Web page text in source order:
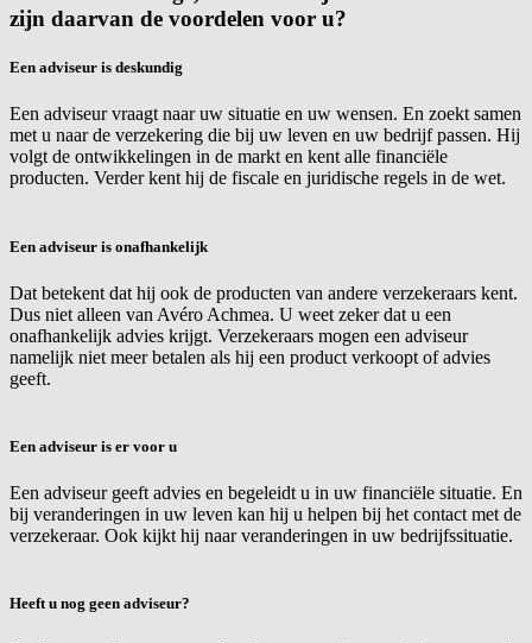
zijn daarvan de voordelen voor u?
Een adviseur is deskundig
Een adviseur vraagt naar uw situatie en uw wensen. En zoekt samen
met u naar de verzekering die bij uw leven en uw bedrijf passen. Hij
volgt de ontwikkelingen in de markt en kent alle financiële
producten. Verder kent hij de fiscale en juridische regels in de wet.
Een adviseur is onafhankelijk
Dat betekent dat hij ook de producten van andere verzekeraars kent.
Dus niet alleen van Avéro Achmea. U weet zeker dat u een
onafhankelijk advies krijgt. Verzekeraars mogen een adviseur
namelijk niet meer betalen als hij een product verkoopt of advies
geeft.
Een adviseur is er voor u
Een adviseur geeft advies en begeleidt u in uw financiële situatie. En
bij veranderingen in uw leven kan hij u helpen bij het contact met de
verzekeraar. Ook kijkt hij naar veranderingen in uw bedrijfssituatie.
Heeft u nog geen adviseur?